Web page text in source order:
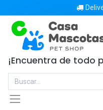
¡Encuentra de todo